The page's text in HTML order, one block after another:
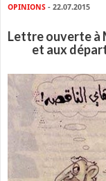
OPINIONS - 22.07.2015
Lettre ouverte à
et aux